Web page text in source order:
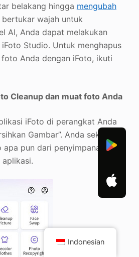
belakang hingga mengubah
wajah untuk
AI, Anda dapat melakukan
Studio. Untuk menghapus
Anda dengan iFoto, ikuti
Cleanup dan muat foto Anda
iFoto di perangkat Anda
Gambar”. Anda sekarang
pun dari penyimpanan
Indonesian